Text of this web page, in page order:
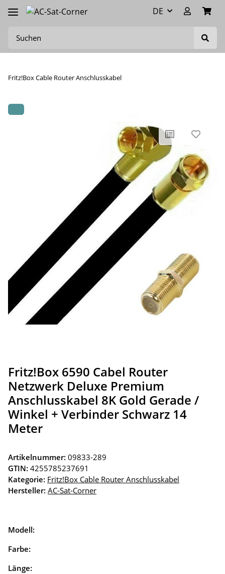
DE
Fritz!Box Cable Router Anschlusskabel
Fritz!Box 6590 Cabel Router
Netzwerk Deluxe Premium
Anschlusskabel 8K Gold Gerade /
Winkel + Verbinder Schwarz 14
Meter
Artikelnummer: 09833-289
GTIN: 4255785237691
Kategorie: Fritz!Box Cable Router Anschlusskabel
Hersteller: AC-Sat-Corner
Modell:
Farbe:
Länge: